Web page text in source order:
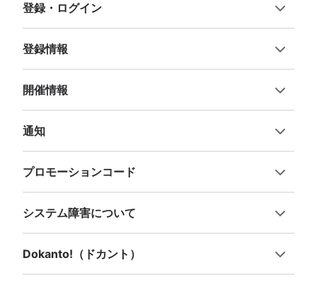
登録・ログイン
登録情報
開催情報
通知
プロモーションコード
システム障害について
Dokanto!（ドカント）